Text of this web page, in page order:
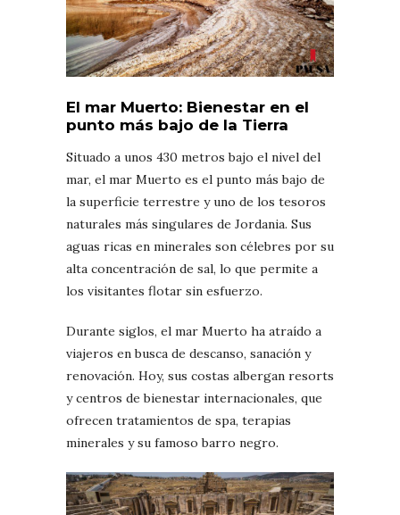
El mar Muerto: Bienestar en el
punto más bajo de la Tierra
Situado a unos 430 metros bajo el nivel del
mar, el mar Muerto es el punto más bajo de
la superficie terrestre y uno de los tesoros
naturales más singulares de Jordania. Sus
aguas ricas en minerales son célebres por su
alta concentración de sal, lo que permite a
los visitantes flotar sin esfuerzo.
Durante siglos, el mar Muerto ha atraído a
viajeros en busca de descanso, sanación y
renovación. Hoy, sus costas albergan resorts
y centros de bienestar internacionales, que
ofrecen tratamientos de spa, terapias
minerales y su famoso barro negro.